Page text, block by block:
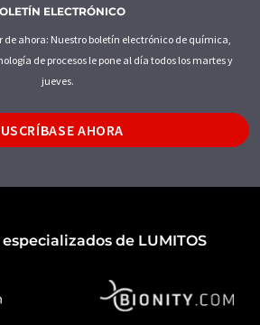
ELECTRÓNICO
de ahora: Nuestro boletín electrónico de química,
de procesos le pone al día todos los martes y
jueves.
AHORA
de LUMITOS